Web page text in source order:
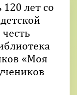
лет со
«Моя